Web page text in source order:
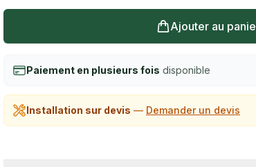
Ajouter au
Paiement en plusieurs fois disponible
Installation sur devis — Demander un devis